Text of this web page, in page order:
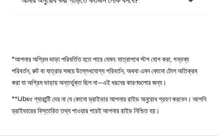
*আপনার অগ্রিম ভাড়া পরিবর্তিত হতে পারে যেমন: যাত্রাপথে স্টপ যোগ করা, গন্তব্য
পরিবর্তন, রুট বা যাত্রার সময়ে উল্লেখযোগ্য পরিবর্তন, অথবা এমন কোনো টোল অতিক্রম
করা যা অগ্রিম ভাড়ায় অন্তর্ভুক্ত ছিল না—এই ধরনের কারণগুলোর জন্য।
**Uber গ্যারান্টি দেয় না যে কোনো ড্রাইভার আপনার রাইড অনুরোধ গ্রহণ করবেন। আপনি
ড্রাইভারের বিস্তারিত তথ্য পাওয়ার পরেই আপনার রাইড নিশ্চিত হয়।